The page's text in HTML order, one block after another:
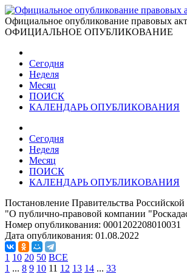
Официальное опубликование правовых
ОФИЦИАЛЬНОЕ ОПУБЛИКОВАНИЕ
Сегодня
Неделя
Месяц
ПОИСК
КАЛЕНДАРЬ ОПУБЛИКОВАНИЯ
Сегодня
Неделя
Месяц
ПОИСК
КАЛЕНДАРЬ ОПУБЛИКОВАНИЯ
Постановление Правительства
"О публично-правовой компании
Номер опубликования: 0001202208010031
Дата опубликования: 01.08.2022
1 10 20 50 ВСЕ
1 ... 8 9 10 11 12 13 14 ... 33